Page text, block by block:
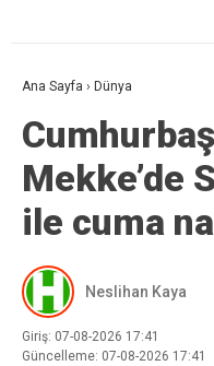
Ana Sayfa › Dünya
Mekke’de
ile cuma
Neslihan Kaya
Giriş: 07-08-2026 17:41
Güncelleme: 07-08-2026 17:41